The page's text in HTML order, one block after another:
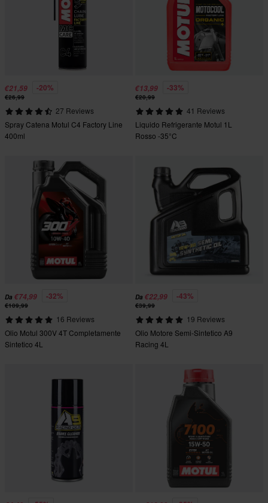
€21,59 -20%
€26,99
27 Reviews
Spray Catena Motul C4 Factory Line
400ml
€13,99 -33%
€20,99
41 Reviews
Liquido Refrigerante Motul 1L
Rosso -35°C
Da €74,99 -32%
€109,99
16 Reviews
Olio Motul 300V 4T Completamente
Sintetico 4L
Da €22,99 -43%
€39,99
19 Reviews
Olio Motore Semi-Sintetico A9
Racing 4L